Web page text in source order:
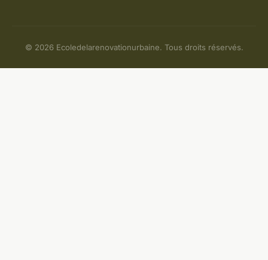
© 2026 Ecoledelarenovationurbaine. Tous droits réservés.